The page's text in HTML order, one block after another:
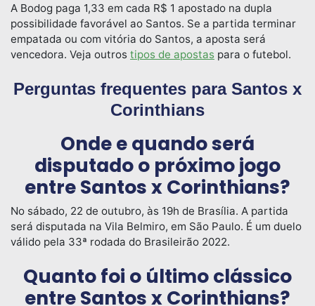
A Bodog paga 1,33 em cada R$ 1 apostado na dupla
possibilidade favorável ao Santos. Se a partida terminar
empatada ou com vitória do Santos, a aposta será
vencedora. Veja outros tipos de apostas para o futebol.
Perguntas frequentes para Santos x
Corinthians
Onde e quando será
disputado o próximo jogo
entre Santos x Corinthians?
No sábado, 22 de outubro, às 19h de Brasília. A partida
será disputada na Vila Belmiro, em São Paulo. É um duelo
válido pela 33ª rodada do Brasileirão 2022.
Quanto foi o último clássico
entre Santos x Corinthians?